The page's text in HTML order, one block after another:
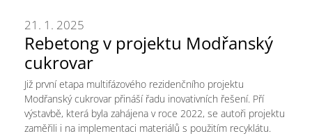
Rebetong v projektu Modřanský
cukrovar
21. 1. 2025
Již první etapa multifázového rezidenčního projektu
Modřanský cukrovar přináší řadu inovativních řešení. Pří
výstavbě, která byla zahájena v roce 2022, se autoři projektu
zaměřili i na implementaci materiálů s použitím recyklátu.